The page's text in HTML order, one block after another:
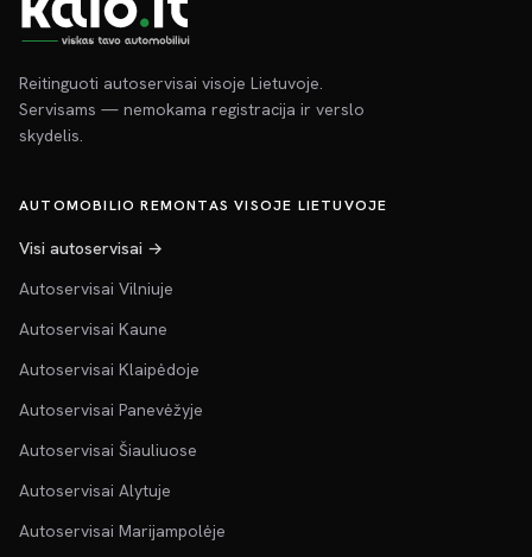
Reitinguoti autoservisai visoje Lietuvoje.
Servisams — nemokama registracija ir verslo
skydelis.
AUTOMOBILIO REMONTAS VISOJE LIETUVOJE
Visi autoservisai →
Autoservisai Vilniuje
Autoservisai Kaune
Autoservisai Klaipėdoje
Autoservisai Panevėžyje
Autoservisai Šiauliuose
Autoservisai Alytuje
Autoservisai Marijampolėje